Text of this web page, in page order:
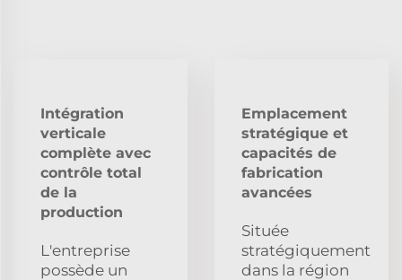
Intégration
verticale
complète avec
contrôle total
de la
production
L'entreprise
possède un
Emplacement
stratégique et
capacités de
fabrication
avancées
Située
stratégiquement
dans la région